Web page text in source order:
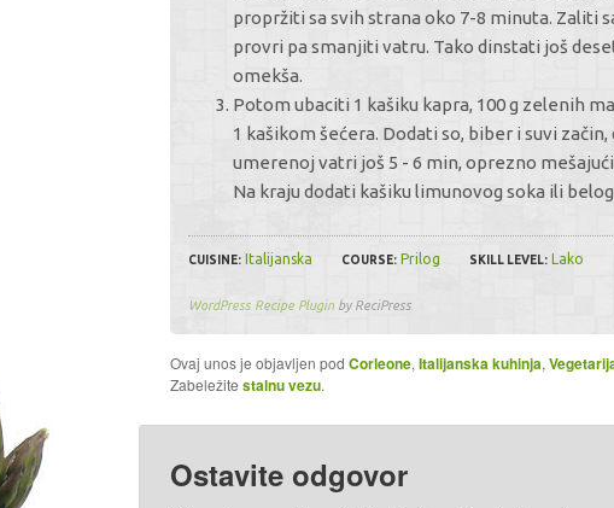
propržiti sa svih strana oko 7-8 minuta. Zaliti
provri pa smanjiti vatru. Tako dinstati još
omekša.
Potom ubaciti 1 kašiku kapra, 100 g zelenih
1 kašikom šećera. Dodati so, biber i suvi
umerenoj vatri još 5 - 6 min, oprezno
Na kraju dodati kašiku limunovog soka ili
CUISINE: Italijanska COURSE: Prilog SKILL LEVEL: Lako
WordPress Recipe Pluginby ReciPress
Ovaj unos je objavljen pod Corleone, Italijanska kuhinja,
Zabeležite stalnu vezu.
Ostavite odgovor